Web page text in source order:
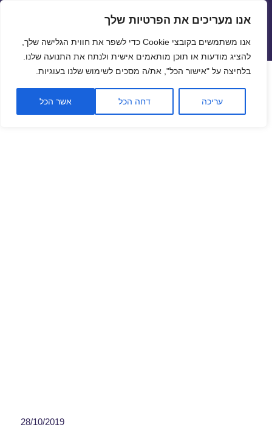
פתח
אנו מעריכים את הפרטיות שלך
אנו משתמשים בקובצי Cookie כדי לשפר את חווית הגלישה שלך,
להציג מודעות או תוכן מותאמים אישית ולנתח את התנועה שלנו.
בלחיצה על "אישור הכל", את/ה מסכים לשימוש שלנו בעוגיות.
עריכה דחה הכל אשר הכל
שערי חליפין יציגים – שער יציג
תפריטים
ווידג'טים
שער ביטקוין לתאריך 28/10/2019
28/10/2019